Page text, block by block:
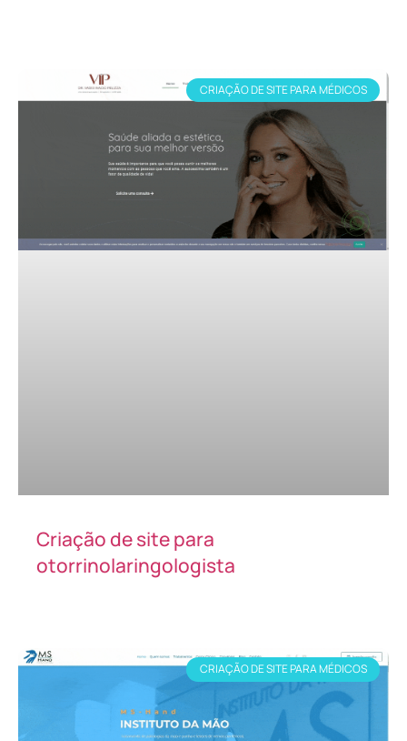
CRIAÇÃO DE SITE PARA MÉDICOS
Criação de site para
otorrinolaringologista
CRIAÇÃO DE SITE PARA MÉDICOS